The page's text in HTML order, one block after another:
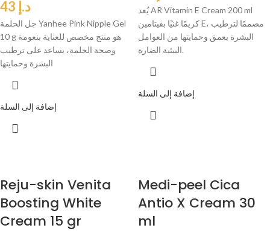
د.إ
جل الحلمة Yanhee Pink Nipple Gel
10 g هو منتج مخصص للعناية بنعومة
وصحة الحلمة، يساعد على ترطيب
البشرة وحمايتها
إضافة إلى السلة
يُعد AR Vitamin E Cream 200 ml
كريمًا غنيًا بفيتامين E، مصممًا لترطيب
البشرة بعمق وحمايتها من العوامل
البيئية الضارة.
إضافة إلى السلة
Reju-skin Venita
Boosting White
Cream 15 gr
Medi-peel Cica
Antio X Cream 30
ml